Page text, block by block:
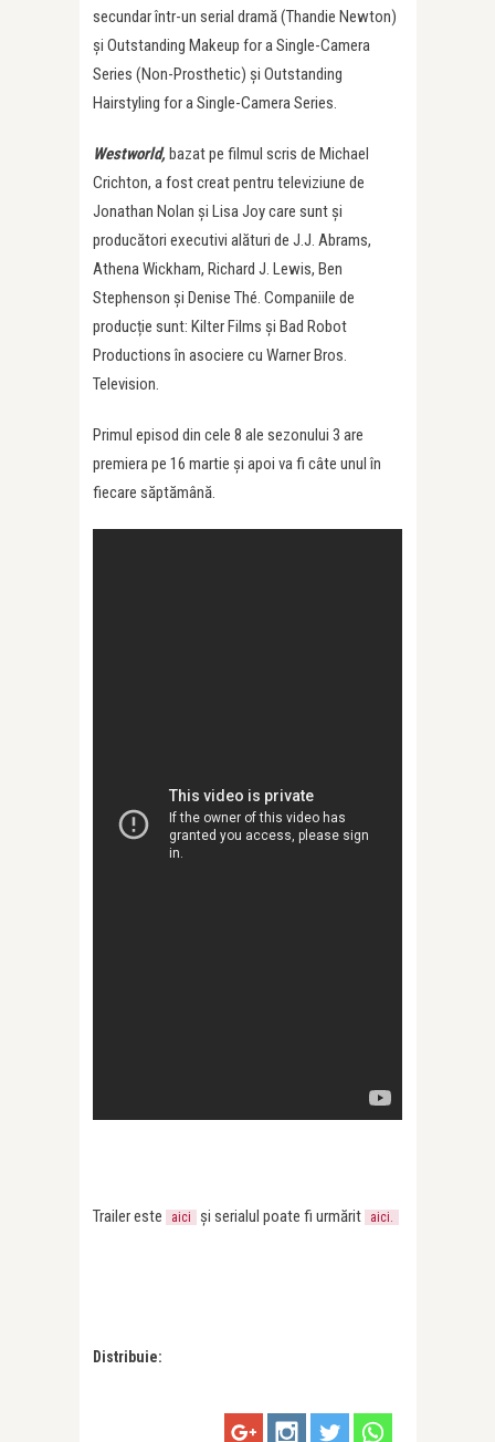
secundar într-un serial dramă (Thandie Newton)
și Outstanding Makeup for a Single-Camera
Series (Non-Prosthetic) și Outstanding
Hairstyling for a Single-Camera Series.
Westworld, bazat pe filmul scris de Michael
Crichton, a fost creat pentru televiziune de
Jonathan Nolan și Lisa Joy care sunt și
producători executivi alături de J.J. Abrams,
Athena Wickham, Richard J. Lewis, Ben
Stephenson și Denise Thé. Companiile de
producție sunt: Kilter Films și Bad Robot
Productions în asociere cu Warner Bros.
Television.
Primul episod din cele 8 ale sezonului 3 are
premiera pe 16 martie și apoi va fi câte unul în
fiecare săptămână.
Trailer este aici și serialul poate fi urmărit aici.
Distribuie: